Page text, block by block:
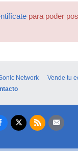
para poder
Network Vende tu